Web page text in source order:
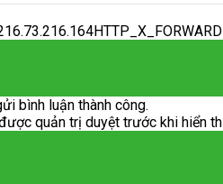
bình luận thành công.
quản trị duyệt trước khi hiển